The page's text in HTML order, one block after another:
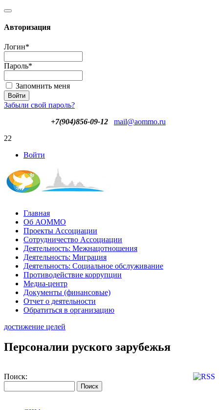
Авторизация
Логин*
Пароль*
Запомнить меня
Забыли свой пароль?
+7(904)856-09-12
mail@aommo.ru
22
Войти
Главная
Об АОММО
Проекты Ассоциации
Сотрудничество Ассоциации
Деятельность: Межнацотношения
Деятельность: Миграция
Деятельность: Социальное обслуживание
Противодействие коррупции
Медиа-центр
Документы (финансовые)
Отчет о деятельности
Обратиться в организацию
достижение целей
Персоналии руского зарубежья
Поиск: